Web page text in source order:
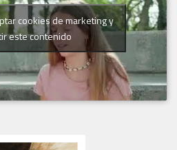
cookies de marketing y
este contenido